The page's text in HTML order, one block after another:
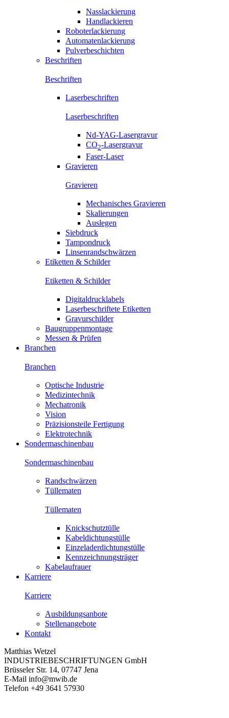
Nasslackierung
Handlackieren
Roboterlackierung
Automatenlackierung
Pulverbeschichten
Beschriften
Beschriften
Laserbeschriften
Laserbeschriften
Nd-YAG-Lasergravur
CO2-Lasergravur
Faser-Laser
Gravieren
Gravieren
Mechanisches Gravieren
Skalierungen
Auslegen
Siebdruck
Tampondruck
Linsenrandschwärzen
Etiketten & Schilder
Etiketten & Schilder
Digitaldrucklabels
Laserbeschriftete Etiketten
Gravurschilder
Baugruppenmontage
Messen & Prüfen
Branchen
Branchen
Optische Industrie
Medizintechnik
Mechatronik
Vision
Präzisionsteile Fertigung
Elektrotechnik
Sondermaschinenbau
Sondermaschinenbau
Randschwärzen
Tüllematen
Tüllematen
Knickschutztülle
Kabeldichtungstülle
Einzeladerdichtungstülle
Kennzeichnungsträger
Kabelaufrauer
Karriere
Karriere
Ausbildungsanbote
Stellenangebote
Kontakt
Matthias Wetzel
INDUSTRIEBESCHRIFTUNGEN GmbH
Brüsseler Str. 14, 07747 Jena
E-Mail info@mwib.de
Telefon +49 3641 57930